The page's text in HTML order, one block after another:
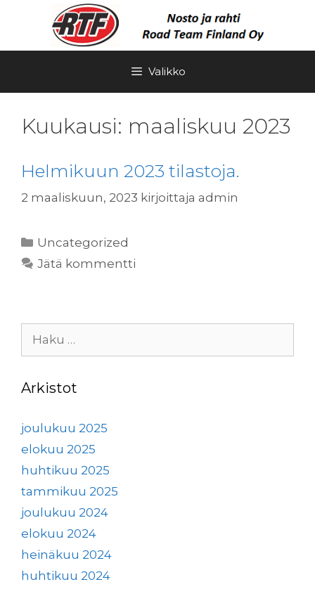
sisältöön
Valikko
Kuukausi: maaliskuu 2023
Helmikuun 2023 tilastoja.
2 maaliskuun, 2023 kirjoittaja admin
Kategoriat
Uncategorized
Jätä kommentti
Haku:
Arkistot
joulukuu 2025
elokuu 2025
huhtikuu 2025
tammikuu 2025
joulukuu 2024
elokuu 2024
heinäkuu 2024
huhtikuu 2024